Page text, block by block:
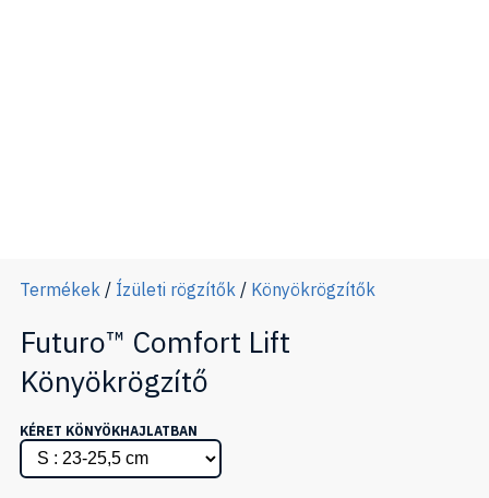
Termékek / Ízületi rögzítők / Könyökrögzítők
Futuro™ Comfort Lift
Könyökrögzítő
KÉRET KÖNYÖKHAJLATBAN